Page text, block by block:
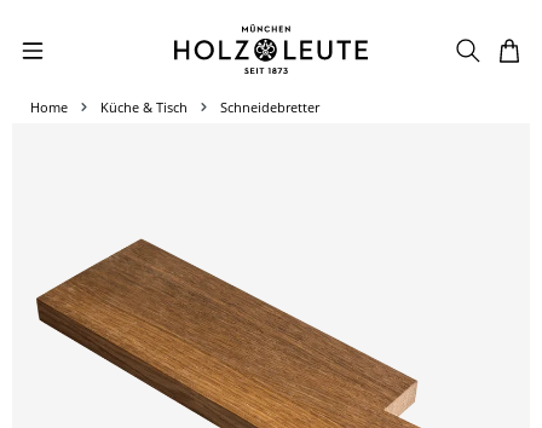
Zum Hauptinhalt springen
Home Küche & Tisch Schneidebretter